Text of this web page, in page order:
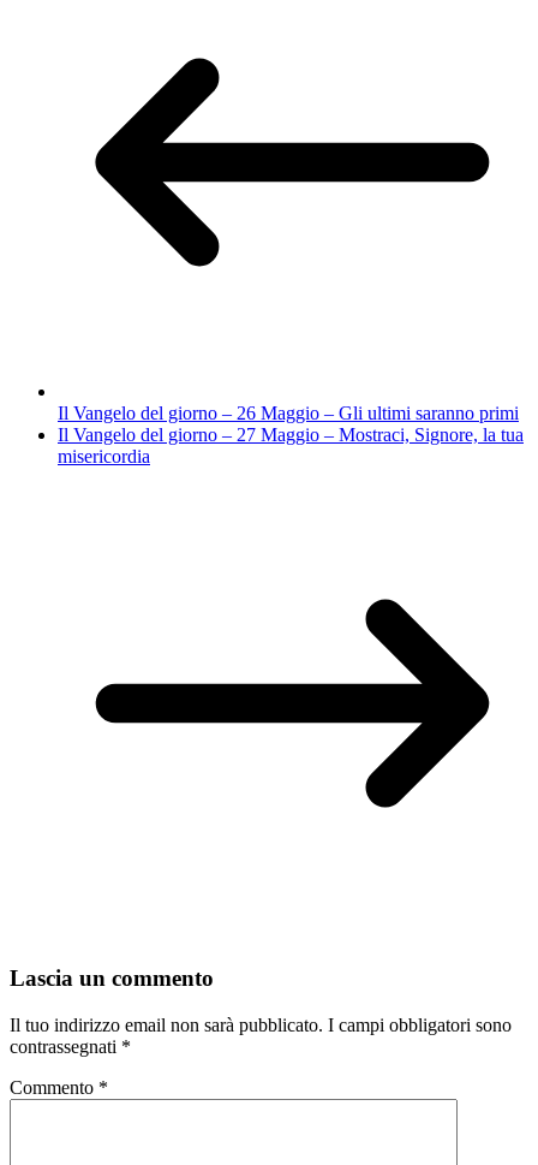
Il Vangelo del giorno – 26 Maggio – Gli ultimi saranno primi
Il Vangelo del giorno – 27 Maggio – Mostraci, Signore, la tua
misericordia
Lascia un commento
Il tuo indirizzo email non sarà pubblicato. I campi obbligatori sono
contrassegnati *
Commento *